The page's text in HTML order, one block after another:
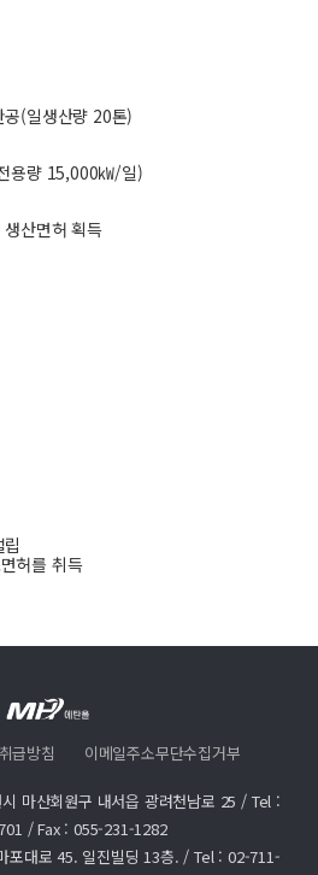
(일생산량 20톤)
용량 15,000㎾/일)
산면허 획득
허를 취득
급방침 이메일주소무단수집거부
마산회원구 내서읍 광려천남로 25 / Tel :
/Fax : 055-231-1282
포대로 45. 일진빌딩 13층. /Tel : 02-711-